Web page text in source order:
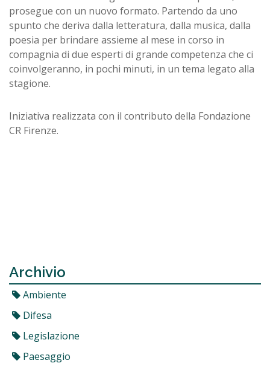
prosegue con un nuovo formato. Partendo da uno
spunto che deriva dalla letteratura, dalla musica, dalla
poesia per brindare assieme al mese in corso in
compagnia di due esperti di grande competenza che ci
coinvolgeranno, in pochi minuti, in un tema legato alla
stagione.
Iniziativa realizzata con il contributo della Fondazione
CR Firenze.
Archivio
Ambiente
Difesa
Legislazione
Paesaggio